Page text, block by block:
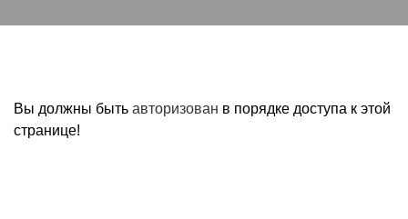
Вы должны быть авторизован в порядке доступа к этой
странице!